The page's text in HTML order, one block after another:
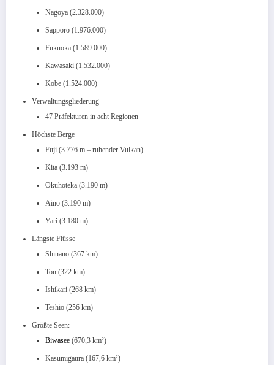
Nagoya (2.328.000)
Sapporo (1.976.000)
Fukuoka (1.589.000)
Kawasaki (1.532.000)
Kobe (1.524.000)
Verwaltungsgliederung
47 Präfekturen in acht Regionen
Höchste Berge
Fuji (3.776 m – ruhender Vulkan)
Kita (3.193 m)
Okuhoteka (3.190 m)
Aino (3.190 m)
Yari (3.180 m)
Längste Flüsse
Shinano (367 km)
Ton (322 km)
Ishikari (268 km)
Teshio (256 km)
Größte Seen:
Biwasee (670,3 km²)
Kasumigaura (167,6 km²)